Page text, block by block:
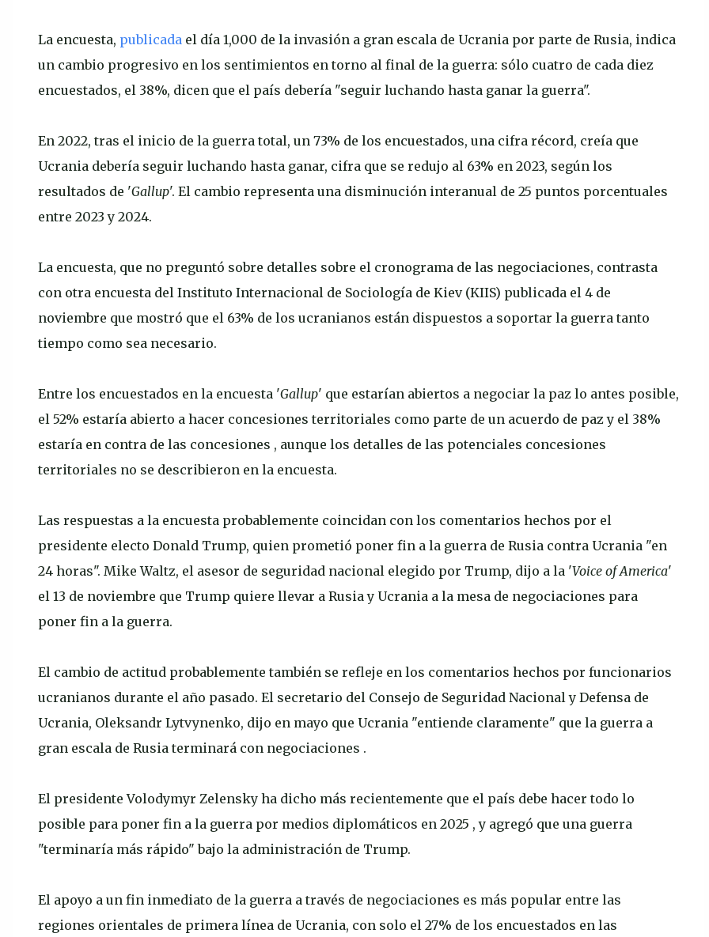
La encuesta, publicada el día 1,000 de la invasión a gran escala de Ucrania por parte de Rusia, indica
un cambio progresivo en los sentimientos en torno al final de la guerra: sólo cuatro de cada diez
encuestados, el 38%, dicen que el país debería "seguir luchando hasta ganar la guerra".
En 2022, tras el inicio de la guerra total, un 73% de los encuestados, una cifra récord, creía que
Ucrania debería seguir luchando hasta ganar, cifra que se redujo al 63% en 2023, según los
resultados de 'Gallup'. El cambio representa una disminución interanual de 25 puntos porcentuales
entre 2023 y 2024.
La encuesta, que no preguntó sobre detalles sobre el cronograma de las negociaciones, contrasta
con otra encuesta del Instituto Internacional de Sociología de Kiev (KIIS) publicada el 4 de
noviembre que mostró que el 63% de los ucranianos están dispuestos a soportar la guerra tanto
tiempo como sea necesario.
Entre los encuestados en la encuesta 'Gallup' que estarían abiertos a negociar la paz lo antes posible,
el 52% estaría abierto a hacer concesiones territoriales como parte de un acuerdo de paz y el 38%
estaría en contra de las concesiones , aunque los detalles de las potenciales concesiones
territoriales no se describieron en la encuesta.
Las respuestas a la encuesta probablemente coincidan con los comentarios hechos por el
presidente electo Donald Trump, quien prometió poner fin a la guerra de Rusia contra Ucrania "en
24 horas". Mike Waltz, el asesor de seguridad nacional elegido por Trump, dijo a la 'Voice of America'
el 13 de noviembre que Trump quiere llevar a Rusia y Ucrania a la mesa de negociaciones para
poner fin a la guerra.
El cambio de actitud probablemente también se refleje en los comentarios hechos por funcionarios
ucranianos durante el año pasado. El secretario del Consejo de Seguridad Nacional y Defensa de
Ucrania, Oleksandr Lytvynenko, dijo en mayo que Ucrania "entiende claramente" que la guerra a
gran escala de Rusia terminará con negociaciones .
El presidente Volodymyr Zelensky ha dicho más recientemente que el país debe hacer todo lo
posible para poner fin a la guerra por medios diplomáticos en 2025 , y agregó que una guerra
"terminaría más rápido" bajo la administración de Trump.
El apoyo a un fin inmediato de la guerra a través de negociaciones es más popular entre las
regiones orientales de primera línea de Ucrania, con solo el 27% de los encuestados en las